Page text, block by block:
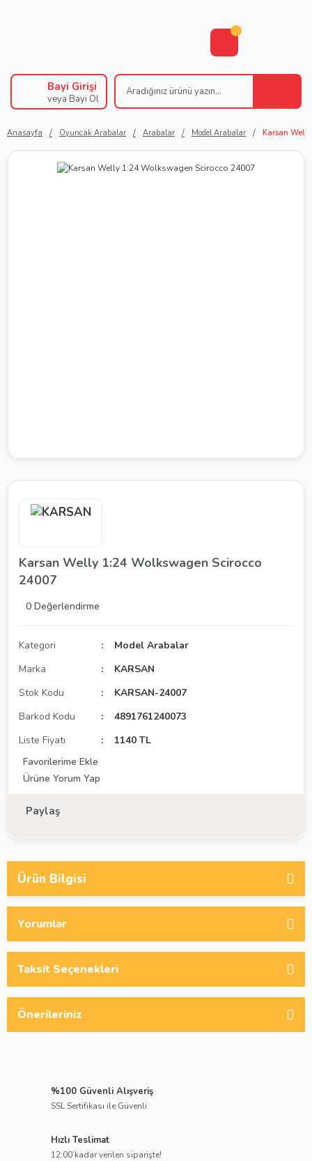
Bayi Girişi
veya Bayi Ol
Anasayfa Oyuncak Arabalar Arabalar Model Arabalar Karsan
Karsan Welly 1:24 Wolkswagen Scirocco
24007
0 Değerlendirme
Kategori
Model Arabalar
Marka
KARSAN
Stok Kodu
KARSAN-24007
Barkod Kodu
4891761240073
Liste Fiyatı
1140 TL
Ürüne Yorum Yap
Paylaş
Ürün Bilgisi
Yorumlar
Taksit Seçenekleri
Önerileriniz
%100 Güvenli Alışveriş
SSL Sertifikası ile Güvenli
Hızlı Teslimat
12:00’kadar verilen siparişte!